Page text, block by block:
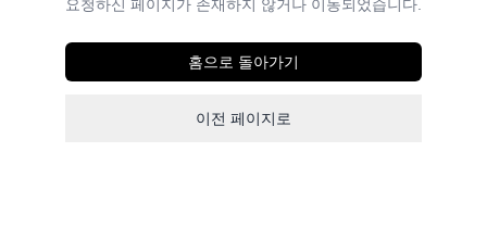
요청하신 페이지가 존재하지 않거나 이동되었습니다.
홈으로 돌아가기
이전 페이지로